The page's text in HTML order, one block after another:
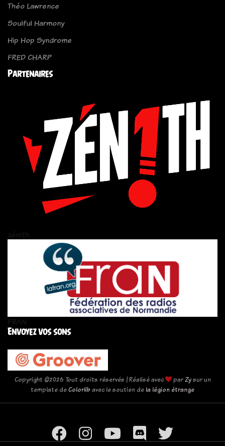
Théo Lawrence
Soulful Harmony
Hip Hop Syndrome
FRED CHARP
Partenaires
Envoyez vos sons
Copyright ©2026 Tout droits réservés | Réalisé avec parZysur un
template deColorlibavec le soutien de la légion étrange